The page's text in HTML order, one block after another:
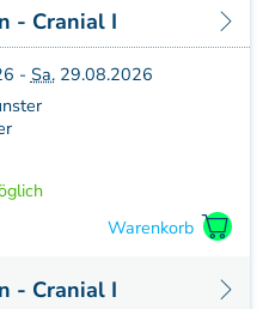
Medizin
- Cranial I
- Sa.29.08.2026
- Cranial I